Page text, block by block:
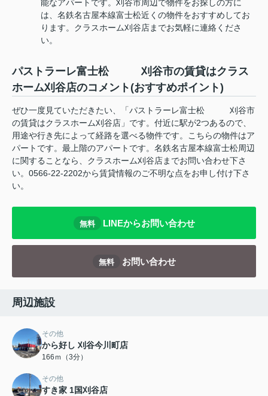
能なアパートです。刈谷市周辺で物件をお探しの方に
は、名鉄名古屋本線富士松近くの物件をおすすめしてお
ります。クラスホーム刈谷店までお気軽に連絡くださ
い。
パストラーレ富士松 刈谷市の賃貸はクラス
ホーム刈谷店のコメント(おすすめポイント)
ぜひ一度見ていただきたい、「パストラーレ富士松 刈谷市
の賃貸はクラスホーム刈谷店」です。付近に駅が2つあるので、
用途や行き先によって経路を選べる物件です。こちらの物件はア
パートです。最上階のアパートです。名鉄名古屋本線富士松周辺
に関することなら、クラスホーム刈谷店までお問い合わせ下さ
い。0566-22-2202から賃貸情報のご不明な点をお申し付け下さ
い。
無料 LINEからお問い合わせ
無料 お問い合わせ
周辺施設
その他
から好し 刈谷今川町店
166ｍ（3分）
その他
すき家 1国刈谷店